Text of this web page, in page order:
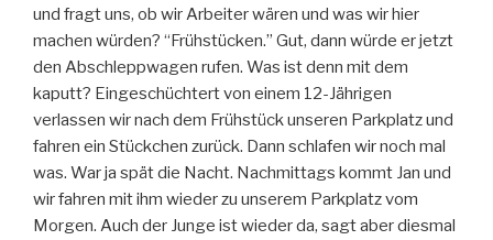
und fragt uns, ob wir Arbeiter wären und was wir hier
machen würden? “Frühstücken.” Gut, dann würde er jetzt
den Abschleppwagen rufen. Was ist denn mit dem
kaputt? Eingeschüchtert von einem 12-Jährigen
verlassen wir nach dem Frühstück unseren Parkplatz und
fahren ein Stückchen zurück. Dann schlafen wir noch mal
was. War ja spät die Nacht. Nachmittags kommt Jan und
wir fahren mit ihm wieder zu unserem Parkplatz vom
Morgen. Auch der Junge ist wieder da, sagt aber diesmal